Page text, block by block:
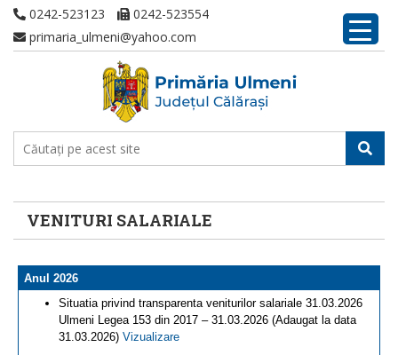
0242-523123
0242-523554
primaria_ulmeni@yahoo.com
VENITURI SALARIALE
Anul 2026
Situatia privind transparenta veniturilor salariale 31.03.2026
Ulmeni Legea 153 din 2017 – 31.03.2026 (Adaugat la data
31.03.2026) Vizualizare